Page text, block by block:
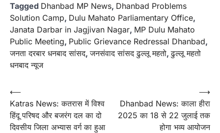
Tagged Dhanbad MP News, Dhanbad Problems
Solution Camp, Dulu Mahato Parliamentary Office,
Janata Darbar in Jagjivan Nagar, MP Dulu Mahato
Public Meeting, Public Grievance Redressal Dhanbad,
जनता दरबार धनबाद सांसद,जनसंवाद सांसद ढुल्लू महतो,ढुल्लू महतो
धनबाद न्यूज
Post
navigation
⟵
Katras News: कतरास में विश्व
हिंदू परिषद और बजरंग दल का दो
दिवसीय जिला अभ्यास वर्ग का हुआ
Dhanbad News: काला हीरा
2025 का 18 से 22 जुलाई तक
होगा भव्य आयोजन
⟶